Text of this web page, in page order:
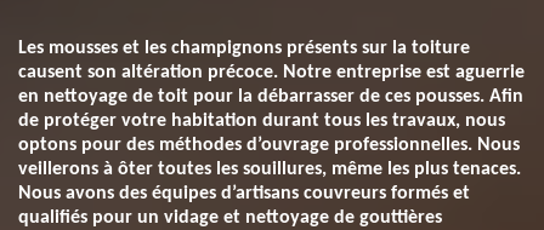
Les mousses et les champignons présents sur la toiture
causent son altération précoce. Notre entreprise est aguerrie
en nettoyage de toit pour la débarrasser de ces pousses. Afin
de protéger votre habitation durant tous les travaux, nous
optons pour des méthodes d’ouvrage professionnelles. Nous
veillerons à ôter toutes les souillures, même les plus tenaces.
Nous avons des équipes d’artisans couvreurs formés et
qualifiés pour un vidage et nettoyage de gouttières